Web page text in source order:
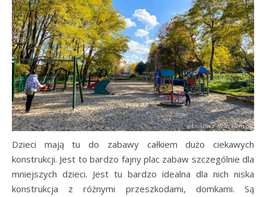
Dzieci mają tu do zabawy całkiem dużo ciekawych
konstrukcji. Jest to bardzo fajny plac zabaw szczególnie dla
mniejszych dzieci. Jest tu bardzo idealna dla nich niska
konstrukcja z różnymi przeszkodami, domkami. Są